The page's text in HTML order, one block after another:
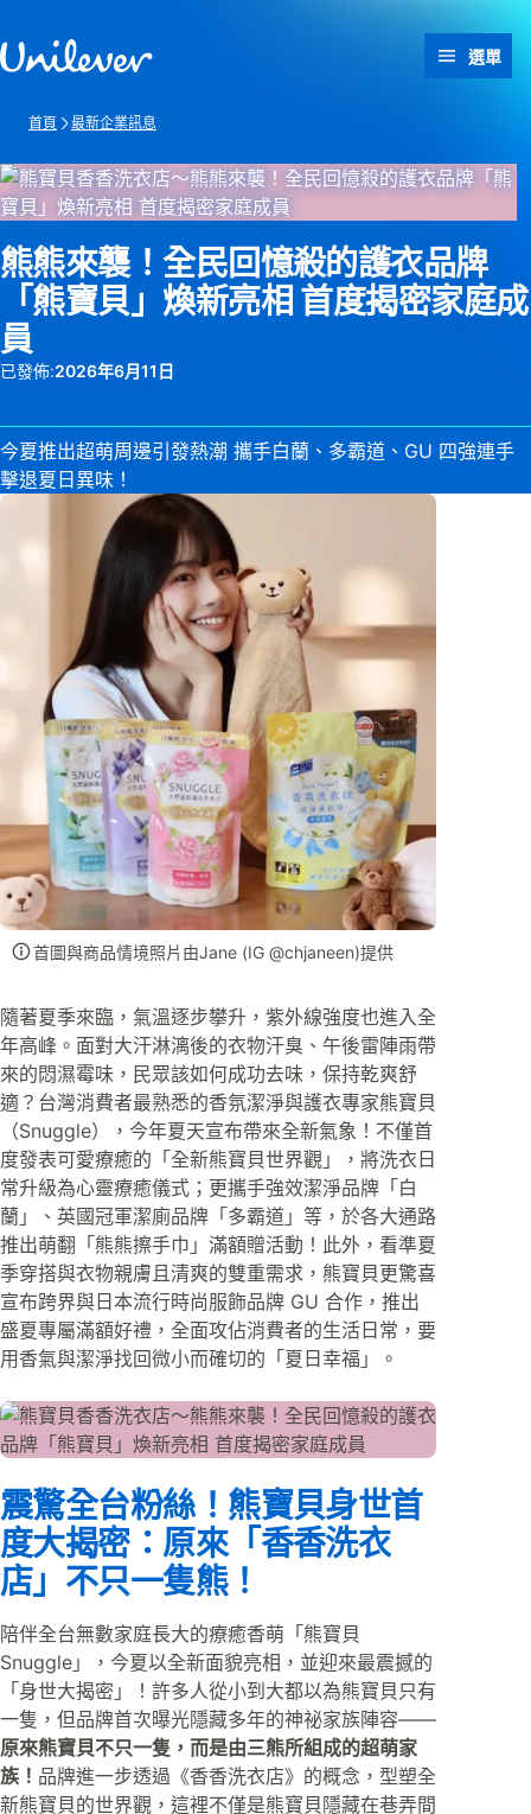
選單
首頁 最新企業訊息
熊熊來襲！全民回憶殺的護衣品牌
「熊寶貝」煥新亮相 首度揭密家庭成
員
已發佈:2026年6月11日
今夏推出超萌周邊引發熱潮 攜手白蘭、多霸道、GU 四強連手
擊退夏日異味！
首圖與商品情境照片由Jane (IG @chjaneen)提供
隨著夏季來臨，氣溫逐步攀升，紫外線強度也進入全
年高峰。面對大汗淋漓後的衣物汗臭、午後雷陣雨帶
來的悶濕霉味，民眾該如何成功去味，保持乾爽舒
適？台灣消費者最熟悉的香氛潔淨與護衣專家熊寶貝
（Snuggle），今年夏天宣布帶來全新氣象！不僅首
度發表可愛療癒的「全新熊寶貝世界觀」，將洗衣日
常升級為心靈療癒儀式；更攜手強效潔淨品牌「白
蘭」、英國冠軍潔廁品牌「多霸道」等，於各大通路
推出萌翻「熊熊擦手巾」滿額贈活動！此外，看準夏
季穿搭與衣物親膚且清爽的雙重需求，熊寶貝更驚喜
宣布跨界與日本流行時尚服飾品牌 GU 合作，推出
盛夏專屬滿額好禮，全面攻佔消費者的生活日常，要
用香氣與潔淨找回微小而確切的「夏日幸福」。
震驚全台粉絲！熊寶貝身世首
度大揭密：原來「香香洗衣
店」不只一隻熊！
陪伴全台無數家庭長大的療癒香萌「熊寶貝
Snuggle」，今夏以全新面貌亮相，並迎來最震撼的
「身世大揭密」！許多人從小到大都以為熊寶貝只有
一隻，但品牌首次曝光隱藏多年的神祕家族陣容——
原來熊寶貝不只一隻，而是由三熊所組成的超萌家
族！ 品牌進一步透過《香香洗衣店》的概念，型塑全
新熊寶貝的世界觀，這裡不僅是熊寶貝隱藏在巷弄間